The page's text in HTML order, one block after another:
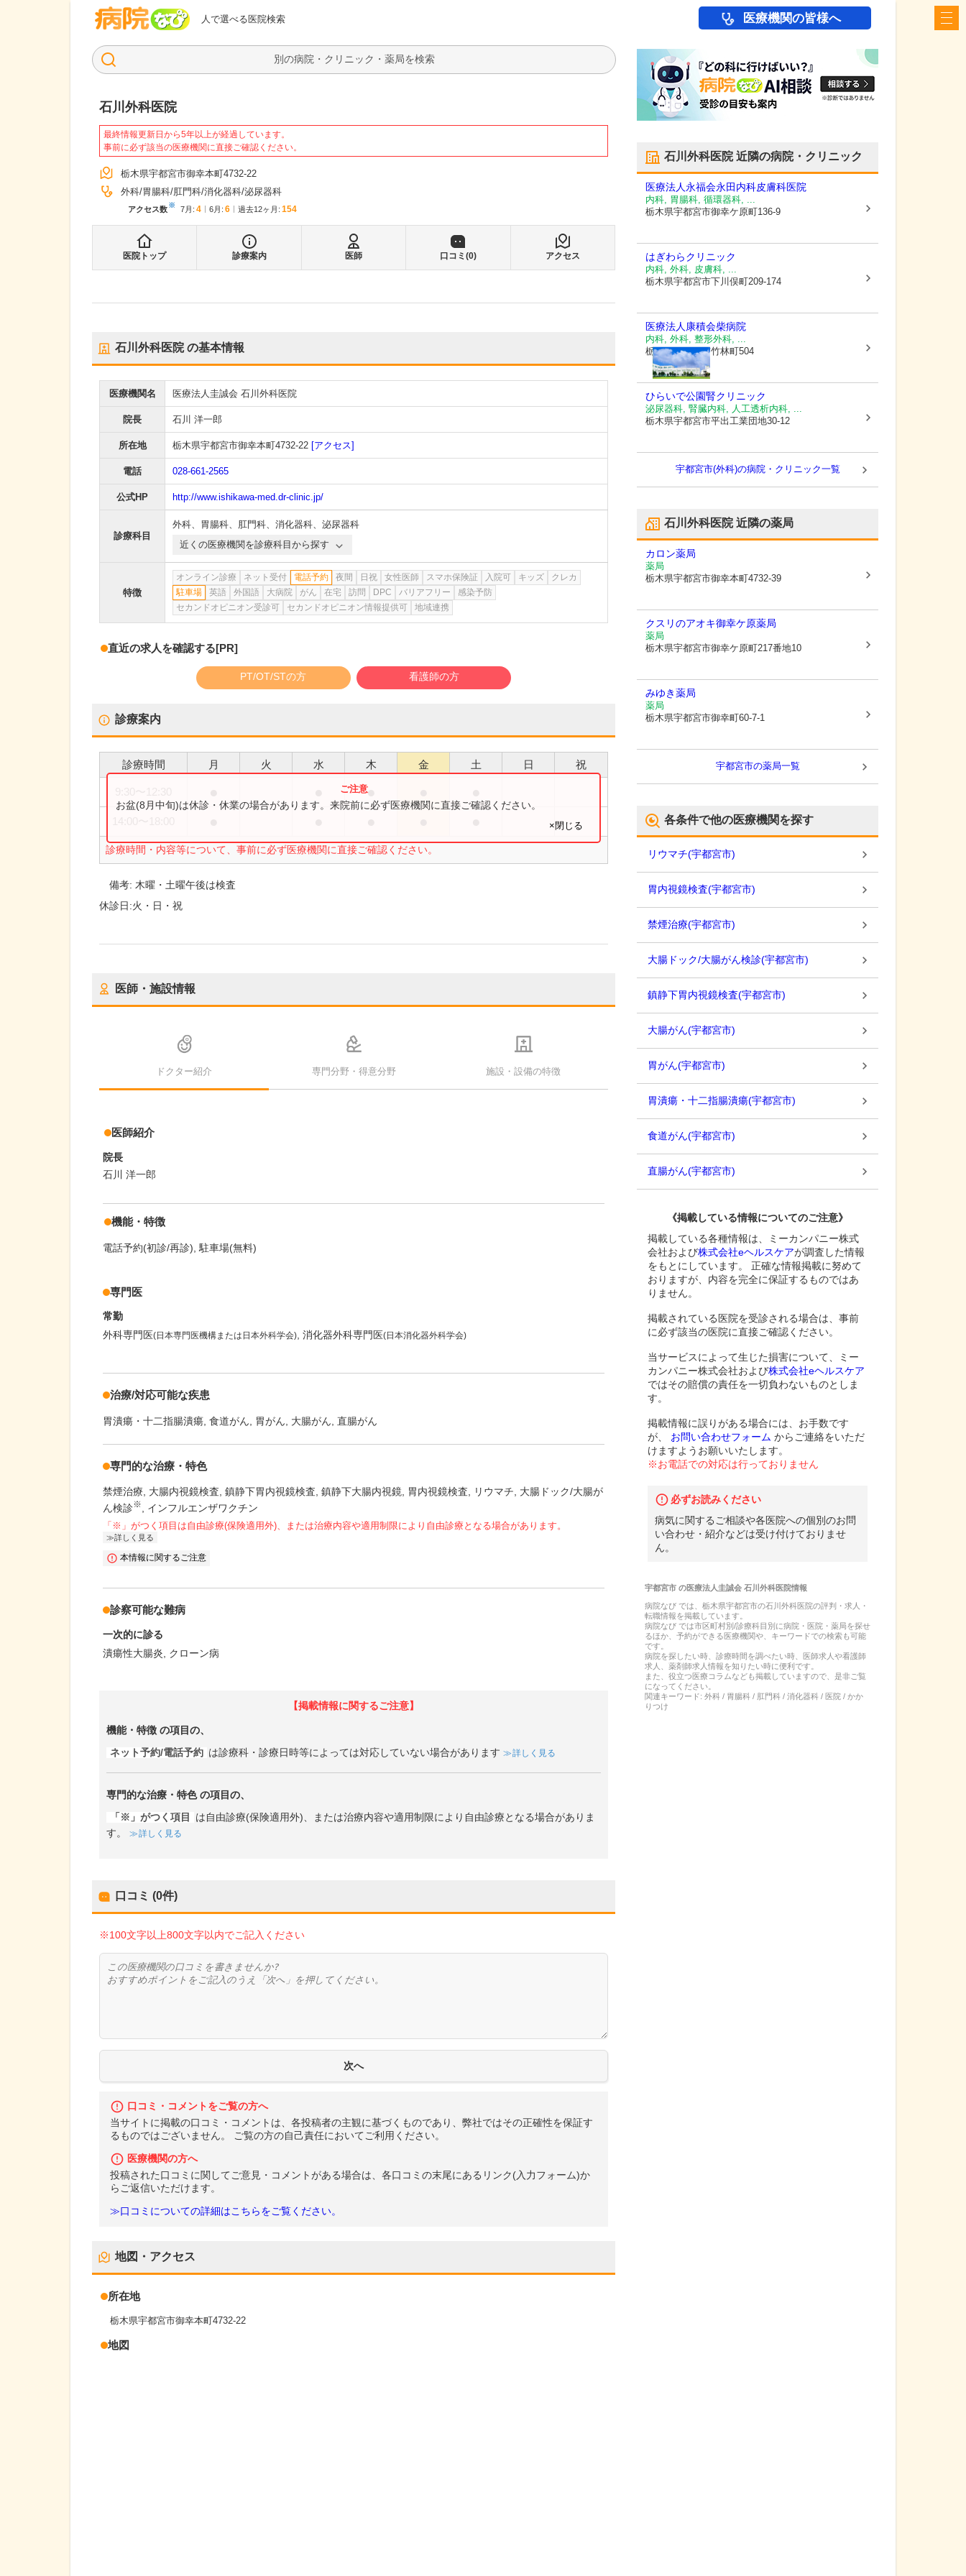
人で選べる医院検索
病院なび 医療機関の皆様へ
検索
石川外科医院
最終情報更新日から5年以上が経過しています。
事前に必ず該当の医療機関に直接ご確認ください。
栃木県宇都宮市御幸本町4732-22
外科 胃腸科 肛門科 消化器科 泌尿器科
アクセス数※ 7月 : 4 6月 : 6 過去12ヶ月: 154
医院トップ 診療案内 医師 口コミ(0) アクセス
石川外科医院の基本情報
医療機関名 医療法人圭誠会 石川外科医院
院長 石川 洋一郎
所在地 栃木県宇都宮市御幸本町4732-22 [アクセス]
電話 028-661-2565
公式HP http://www.ishikawa-med.dr-clinic.jp/
診療科目
外科、 胃腸科、 肛門科、 消化器科、 泌尿器科
近くの医療機関を診療科目から探す
特徴
オンライン診療 ネット受付 電話予約 夜間 日祝 女性医師 スマホ保険証 入院可 キッズ
クレカ
駐車場
英語 外国語 大病院 がん 在宅 訪問 DPC バリアフリー
感染予防
セカンドオピニオン受診可
セカンドオピニオン情報提供可 地域連携
直近の求人を確認する[PR]
PT/OT/STの方 看護師の方
診療案内
診療時間 月 火 水 木 金 土 日 祝
●
診療時間・内容等について、事前に必ず医療機関に直接ご確認ください。
お盆(8月中旬)は休診・休業の場合があります。来院前に必ず医療機関に直接ご確認ください。
×閉じる
備考: 木曜・土曜午後は検査
休診日:火・日・祝
医師・施設情報
ドクター紹介 専門分野・得意分野 施設・設備の特徴
医師紹介
院長
石川 洋一郎
機能・特徴
電話予約(初診/再診) 駐車場(無料)
専門医
常勤
外科専門医(日本専門医機構または日本外科学会) 消化器外科専門医(日本消化器外科学会)
治療/対応可能な疾患
胃潰瘍・十二指腸潰瘍 食道がん 胃がん 大腸がん 直腸がん
専門的な治療・特色
禁煙治療 大腸内視鏡検査 鎮静下胃内視鏡検査 鎮静下大腸内視鏡 胃内視鏡検査 リウマチ
大腸ドック/大腸が
ん検診※ インフルエンザワクチン
「※」がつく項目は自由診療(保険適用外)、または治療内容や適用制限により自由診療となる場合があります。
詳しく見る
本情報に関するご注意
診察可能な難病
一次的に診る
潰瘍性大腸炎
クローン病
【掲載情報に関するご注意】
機能・特徴 の項目の、
ネット予約/電話予約 は診療科・診療日時等によっては対応していない場合があります 詳しく見る
専門的な治療・特色の項目の、
「※」がつく項目
は自由診療(保険適用外)、または治療内容や適用制限により自由診療となる場合がありま
す。
詳しく見る
口コミ (0件)
※100文字以上800文字以内でご記入ください
口コミ・コメントをご覧の方へ
当サイトに掲載の口コミ・コメントは、各投稿者の主観に基づくものであり、弊社ではその正確性を保証す
るものではございません。 ご覧の方の自己責任においてご利用ください。
医療機関の方へ
投稿された口コミに関してご意見・コメントがある場合は、各口コミの末尾にあるリンク(入力フォーム)か
らご返信いただけます。
≫口コミについての詳細はこちらをご覧ください。
地図・アクセス
所在地
栃木県宇都宮市御幸本町4732-22
地図
石川外科医院近隣の病院・クリニック
医療法人永福会永田内科皮膚科医院
内科, 胃腸科, 循環器科, ...
栃木県宇都宮市御幸ケ原町136-9
はぎわらクリニック
内科, 外科, 皮膚科, ...
栃木県宇都宮市下川俣町209-174
医療法人康積会柴病院
内科, 外科, 整形外科, ...
栃木県宇都宮市竹林町504
ひらいで公園腎クリニック
泌尿器科, 腎臓内科, 人工透析内科, ...
栃木県宇都宮市平出工業団地30-12
宇都宮市(外科)の病院・クリニック一覧
石川外科医院近隣の薬局
カロン薬局
薬局
栃木県宇都宮市御幸本町4732-39
クスリのアオキ御幸ケ原薬局
薬局
栃木県宇都宮市御幸ケ原町217番地10
みゆき薬局
薬局
栃木県宇都宮市御幸町60-7-1
宇都宮市の薬局一覧
各条件で他の医療機関を探す
リウマチ(宇都宮市)
胃内視鏡検査(宇都宮市)
禁煙治療(宇都宮市)
大腸ドック/大腸がん検診(宇都宮市)
鎮静下胃内視鏡検査(宇都宮市)
大腸がん(宇都宮市)
胃がん(宇都宮市)
胃潰瘍・十二指腸潰瘍(宇都宮市)
食道がん(宇都宮市)
直腸がん(宇都宮市)
《掲載している情報についてのご注意》
掲載している各種情報は、ミーカンパニー株式
会社および株式会社eヘルスケアが調査した情報
をもとにしています。 正確な情報掲載に努めて
おりますが、内容を完全に保証するものではあ
りません。
掲載されている医院を受診される場合は、事前
に必ず該当の医院に直接ご確認ください。
当サービスによって生じた損害について、ミー
カンパニー株式会社および株式会社eヘルスケア
ではその賠償の責任を一切負わないものとしま
す。
掲載情報に誤りがある場合には、お手数です
が、
お問い合わせフォーム からご連絡をいただ
けますようお願いいたします。
※お電話での対応は行っておりません
必ずお読みください
病気に関するご相談や各医院への個別のお問
い合わせ・紹介などは受け付けておりませ
ん。
宇都宮市の医療法人圭誠会 石川外科医院情報
病院なび では、 栃木県宇都宮市の石川外科医院の評判・求人・
転職情報を掲載しています。
病院なび では市区町村別/診療科目別に病院・医院・薬局を探せ
るほか、予約ができる医療機関や、キーワードでの検索も可能
です。
病院を探したい時、診療時間を調べたい時、医師求人や看護師
求人、薬剤師求人情報を知りたい時に便利です。
また、役立つ医療コラムなども掲載していますので、是非ご覧
になってください。
関連キーワード: 外科 / 胃腸科 / 肛門科 / 消化器科 / 医院 / かか
りつけ